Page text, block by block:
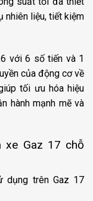
nhiên liệu, tiết kiệm
với 6 số tiến và 1
của động cơ về
tối ưu hóa hiệu
hành mạnh mẽ và
xe Gaz 17 chỗ
dụng trên Gaz 17